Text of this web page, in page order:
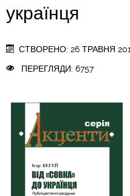
українця
СТВОРЕНО: 26 ТРАВНЯ
ПЕРЕГЛЯДИ: 6757